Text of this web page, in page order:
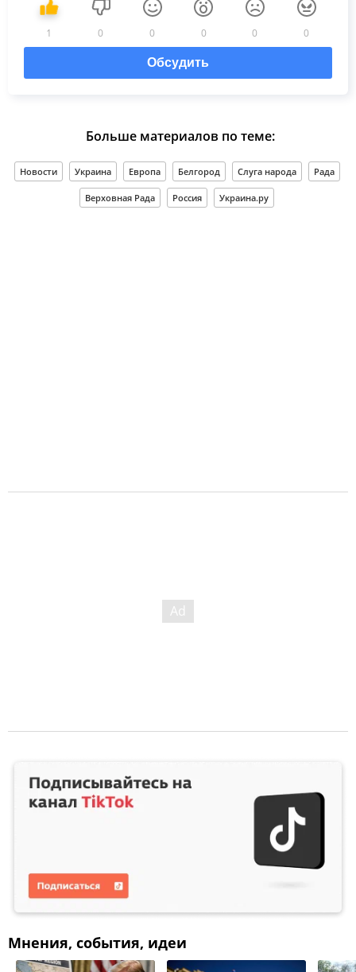
1 0 0 0 0 0
Обсудить
Больше материалов по теме:
Новости Украина Европа Белгород Слуга народа Рада
Верховная Рада Россия Украина.ру
Мнения, события, идеи